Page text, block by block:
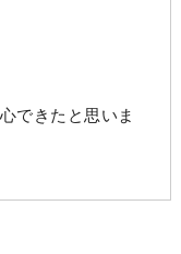
できたと思いま